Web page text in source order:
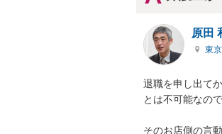
原田
東
退職を申し出て
とは不可能なの
そのお店側の言